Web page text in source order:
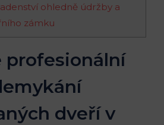
ohledně údržby a
zámku
profesionální
dveří v